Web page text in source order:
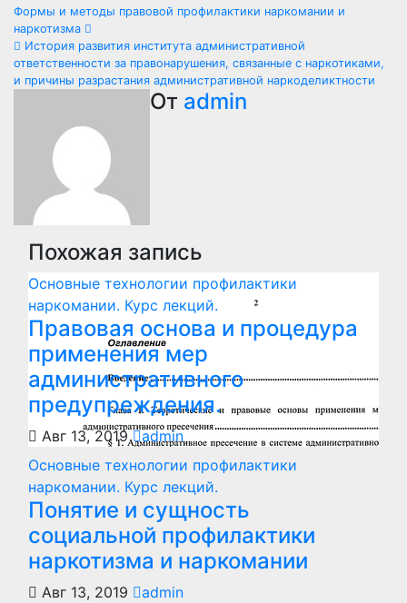
Навигация
по
записям
Формы и методы правовой профилактики наркомании и
наркотизма
История развития института административной
ответственности за правонарушения, связанные с наркотиками,
и причины разрастания административной наркоделиктности
От admin
Похожая запись
Основные технологии профилактики
наркомании. Курс лекций.
Правовая основа и процедура
применения мер
административного
предупреждения.
Авг 13, 2019 admin
Основные технологии профилактики
наркомании. Курс лекций.
Понятие и сущность
социальной профилактики
наркотизма и наркомании
Авг 13, 2019
admin